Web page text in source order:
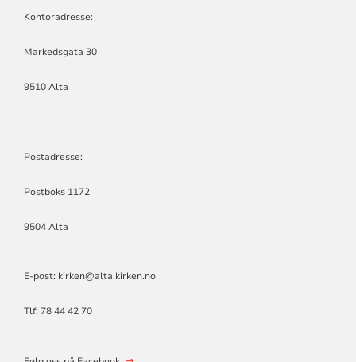
Kontoradresse:
Markedsgata 30
9510 Alta
Postadresse:
Postboks 1172
9504 Alta
E-post: kirken@alta.kirken.no
Tlf: 78 44 42 70